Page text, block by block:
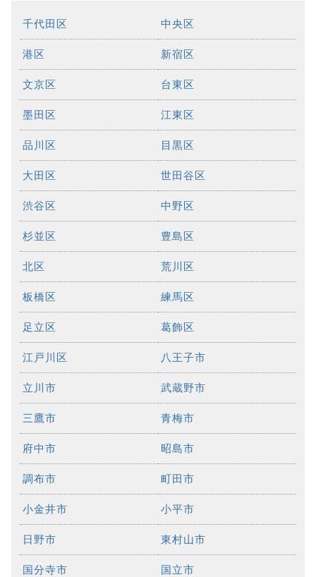
千代田区 中央区
港区 新宿区
文京区 台東区
墨田区 江東区
品川区 目黒区
大田区 世田谷区
渋谷区 中野区
杉並区 豊島区
北区 荒川区
板橋区 練馬区
足立区 葛飾区
江戸川区 八王子市
立川市 武蔵野市
三鷹市 青梅市
府中市 昭島市
調布市 町田市
小金井市 小平市
日野市 東村山市
国分寺市 国立市